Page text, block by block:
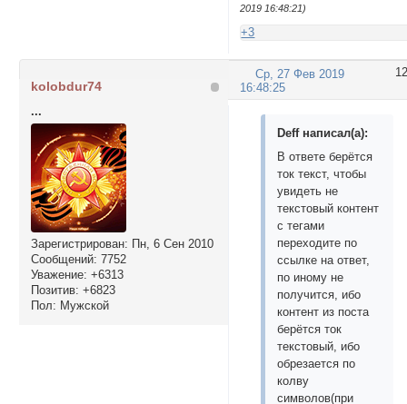
2019 16:48:21)
+3
12
Ср, 27 Фев 2019
16:48:25
kolobdur74
...
Зарегистрирован: Пн, 6 Сен 2010
Сообщений: 7752
Уважение: +6313
Позитив: +6823
Пол: Мужской
Deff написал(а):
В ответе берётся
ток текст, чтобы
увидеть не
текстовый контент
с тегами
переходите по
ссылке на ответ,
по иному не
получится, ибо
контент из поста
берётся ток
текстовый, ибо
обрезается по
колву
символов(при